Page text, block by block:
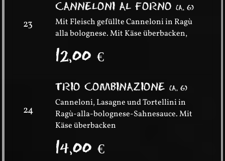
23
CANNELONI AL FORNO(A, G)
Mit Fleisch gefüllte Canneloni in Ragù
alla bolognese. Mit Käse überbacken,
12,00€
24
TRIO COMBINAZIONE(A, G)
Canneloni, Lasagne und Tortellini in
Ragù-alla-bolognese-Sahnesauce. Mit
Käse überbacken
14,00€